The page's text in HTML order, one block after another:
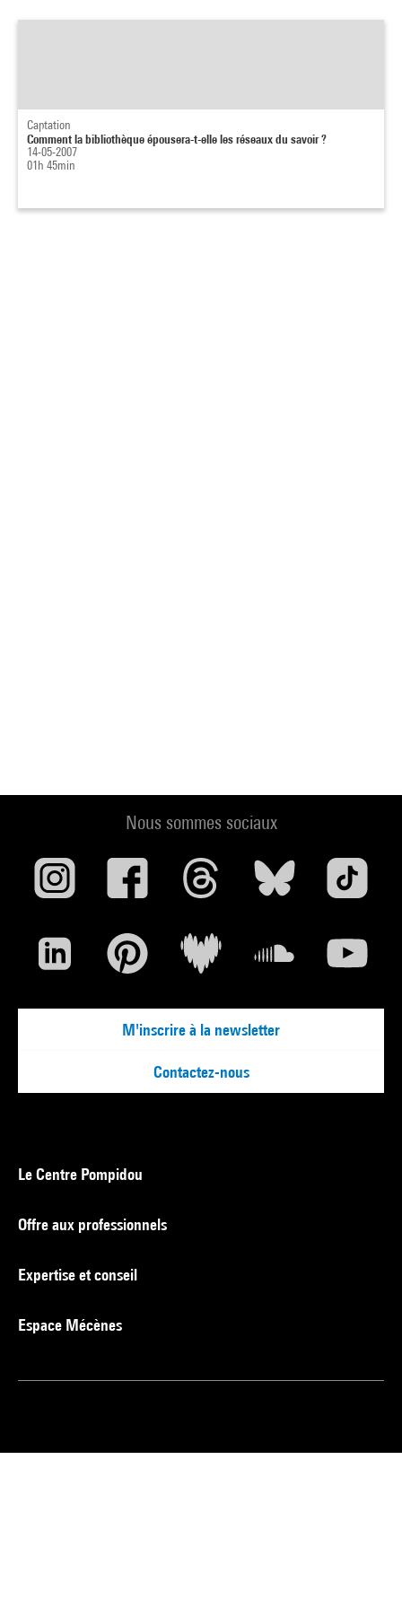
Captation
Comment la bibliothèque épousera-t-elle les réseaux du savoir ?
14-05-2007
01h 45min
Nous sommes sociaux
M'inscrire à la newsletter
Contactez-nous
Le Centre Pompidou
Offre aux professionnels
Expertise et conseil
Espace Mécènes